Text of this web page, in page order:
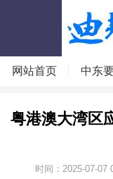
网站首页 中东
粤港澳大湾区
时间：2025-07-07